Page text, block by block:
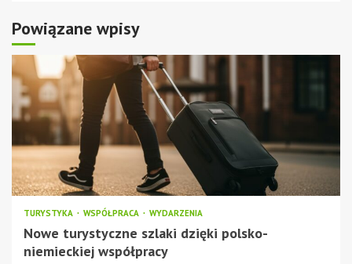
Powiązane wpisy
TURYSTYKA WSPÓŁPRACA WYDARZENIA
Nowe turystyczne szlaki dzięki polsko-
niemieckiej współpracy